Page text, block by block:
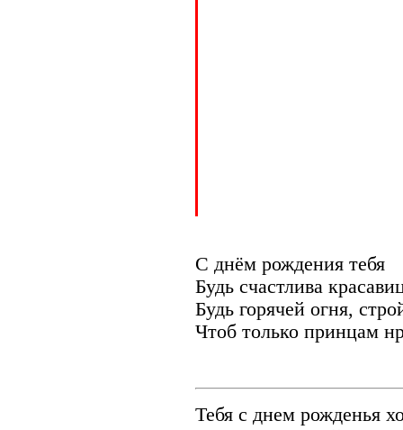
С днём рождения тебя
Будь счастлива
Будь горячей огня,
Чтоб только принцам
Тебя с днем рожденья